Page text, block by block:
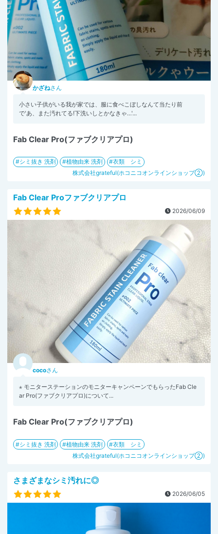
かざねさん
小さい子供がいる我が家では、服に食べこぼしなんて当たり前
で'あ、また汚れてる!下洗いしとかなきゃ…'...
Fab Clear Pro(ファブクリアプロ)
シミ抜き 洗剤 植物由来 洗剤
衣類 シミ
株式会社grateful(ホコニコオンラインショップ②)
Fab Clear Proファブクリアプロ
2026/06/09
cocoさん
⋆ モニターステーションのモニターキャンペーンでもらったFab Cle
ar Pro(ファブクリアプロ)について...
Fab Clear Pro(ファブクリアプロ)
シミ抜き 洗剤 植物由来 洗剤
衣類 シミ
株式会社grateful(ホコニコオンラインショップ②)
さまざまなシミ汚れに◎
2026/06/05